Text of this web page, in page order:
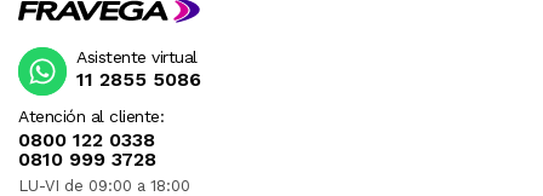
Atención al cliente:
0800 122 0338
0810 999 3728
LU-VI de 09:00 a 18:00
Asistente virtual
11 2855 5086